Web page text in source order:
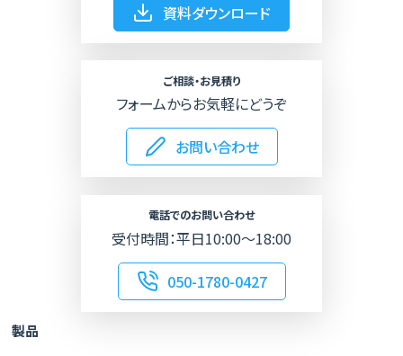
資料ダウンロード
ご相談・お見積り
フォームからお気軽にどうぞ
お問い合わせ
電話でのお問い合わせ
受付時間：平日10:00～18:00
050-1780-0427
製品